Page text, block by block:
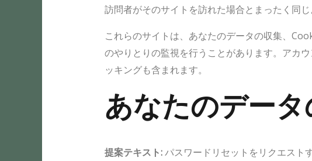
訪問者がそのサイトを訪れた場合とまったく同じ
これらのサイトは、あなたのデータの収集、
のやりとりの監視を行うことがあります。アカ
ッキングも含まれます。
あなたのデー
提案テキスト:パスワードリセットをリクエスト